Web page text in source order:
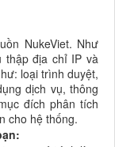
NukeViet. Như
thập địa chỉ IP và
loại trình duyệt,
dịch vụ, thông
đích phân tích
cho hệ thống.